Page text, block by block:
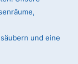
und eine